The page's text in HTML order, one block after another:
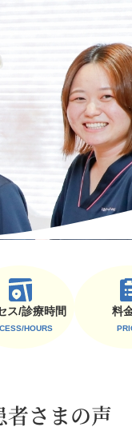
ス/診療時間 料
者さまの声